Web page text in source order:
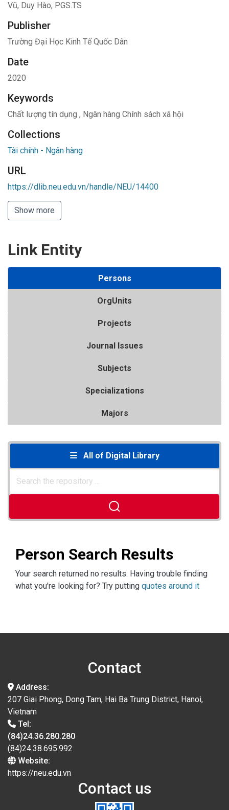
Vũ, Duy Hào, PGS.TS
Publisher
Trường Đại Học Kinh Tế Quốc Dân
Date
2020
Keywords
Chất lượng tín dụng , Ngân hàng Chính sách xã hội
Collections
Tài chính - Ngân hàng
URL
https://dlib.neu.edu.vn/handle/NEU/14400
Show more
Link Entity
Persons
OrgUnits
Projects
Journal Issues
Subjects
Specializations
Majors
All of Digital Library
Person Search Results
Your search returned no results. Having trouble finding
what you're looking for? Try putting quotes around it
Contact
Address:
207 Giai Phong, Dong Tam, Hai Ba Trung District, Hanoi,
Vietnam
Tel:
(84)24.36.280.280
(84)24.38.695.992
Website:
https://neu.edu.vn
Contact us